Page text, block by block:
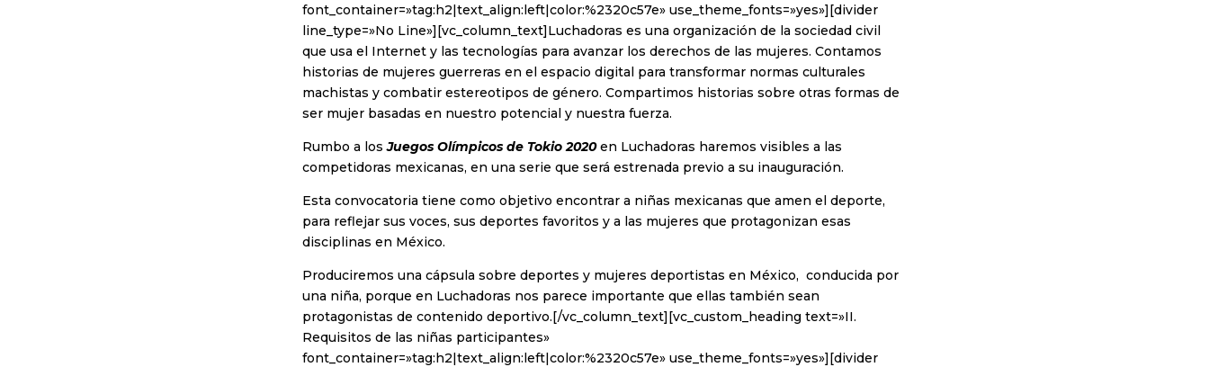
font_container=»tag:h2|text_align:left|color:%2320c57e» use_theme_fonts=»yes»][divider
line_type=»No Line»][vc_column_text]Luchadoras es una organización de la sociedad civil
que usa el Internet y las tecnologías para avanzar los derechos de las mujeres. Contamos
historias de mujeres guerreras en el espacio digital para transformar normas culturales
machistas y combatir estereotipos de género. Compartimos historias sobre otras formas de
ser mujer basadas en nuestro potencial y nuestra fuerza.
Rumbo a losJuegos Olímpicos de Tokio 2020en Luchadoras haremos visibles a las
competidoras mexicanas, en una serie que será estrenada previo a su inauguración.
Esta convocatoria tiene como objetivo encontrar a niñas mexicanas que amen el deporte,
para reflejar sus voces, sus deportes favoritos y a las mujeres que protagonizan esas
disciplinas en México.
Produciremos una cápsula sobre deportes y mujeres deportistas en México, conducida por
una niña, porque en Luchadoras nos parece importante que ellas también sean
protagonistas de contenido deportivo.[/vc_column_text][vc_custom_heading text=»II.
Requisitos de las niñas participantes»
font_container=»tag:h2|text_align:left|color:%2320c57e» use_theme_fonts=»yes»][divider